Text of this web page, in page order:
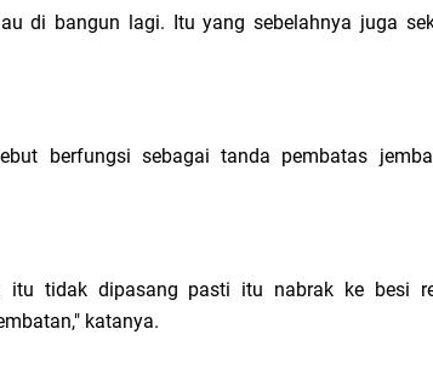
di bangun lagi. Itu yang sebelahnya juga
berfungsi sebagai tanda pembatas
itu tidak dipasang pasti itu nabrak ke besi
katanya.